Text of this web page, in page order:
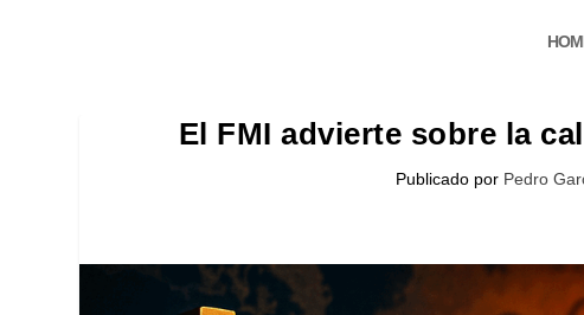
El FMI advierte sobre la
Publicado por Pedro